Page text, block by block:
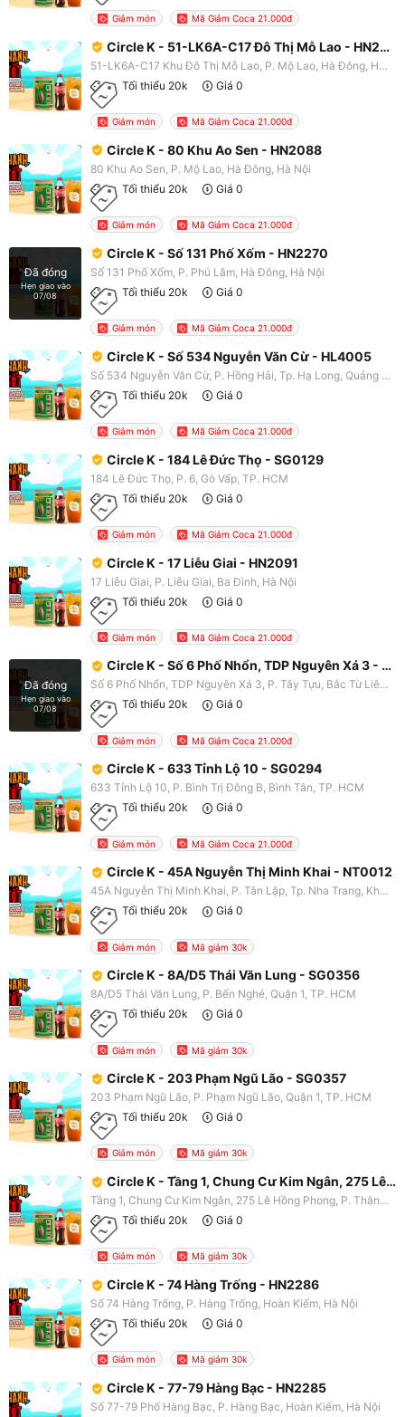
Giảm món Mã Giảm Coca 21.000đ
Circle K - 51-LK6A-C17 Đô Thị Mỗ Lao - HN2083
51-LK6A-C17 Khu Đô Thị Mỗ Lao, P. Mộ Lao, Hà Đông, Hà Nội
Tối thiểu 20k
Giá 0
Giảm món Mã Giảm Coca 21.000đ
Circle K - 80 Khu Ao Sen - HN2088
80 Khu Ao Sen, P. Mộ Lao, Hà Đông, Hà Nội
Tối thiểu 20k
Giá 0
Giảm món Mã Giảm Coca 21.000đ
Đã đóng
Hẹn giao vào
07/08
Circle K - Số 131 Phố Xốm - HN2270
Số 131 Phố Xốm, P. Phú Lãm, Hà Đông, Hà Nội
Tối thiểu 20k
Giá 0
Giảm món Mã Giảm Coca 21.000đ
Circle K - Số 534 Nguyễn Văn Cừ - HL4005
Số 534 Nguyễn Văn Cừ, P. Hồng Hải, Tp. Hạ Long, Quảng Ninh
Tối thiểu 20k
Giá 0
Giảm món Mã Giảm Coca 21.000đ
Circle K - 184 Lê Đức Thọ - SG0129
184 Lê Đức Thọ, P. 6, Gò Vấp, TP. HCM
Tối thiểu 20k
Giá 0
Giảm món Mã Giảm Coca 21.000đ
Circle K - 17 Liễu Giai - HN2091
17 Liễu Giai, P. Liễu Giai, Ba Đình, Hà Nội
Tối thiểu 20k
Giá 0
Giảm món Mã Giảm Coca 21.000đ
Đã đóng
Hẹn giao vào
07/08
Circle K - Số 6 Phố Nhổn, TDP Nguyên Xá 3 - HN2267
Số 6 Phố Nhổn, TDP Nguyên Xá 3, P. Tây Tựu, Bắc Từ Liêm, Hà Nội
Tối thiểu 20k
Giá 0
Giảm món Mã Giảm Coca 21.000đ
Circle K - 633 Tỉnh Lộ 10 - SG0294
633 Tỉnh Lộ 10, P. Bình Trị Đông B, Bình Tân, TP. HCM
Tối thiểu 20k
Giá 0
Giảm món Mã Giảm Coca 21.000đ
Circle K - 45A Nguyễn Thị Minh Khai - NT0012
45A Nguyễn Thị Minh Khai, P. Tân Lập, Tp. Nha Trang, Khánh Hoà
Tối thiểu 20k
Giá 0
Giảm món Mã giảm 30k
Circle K - 8A/D5 Thái Văn Lung - SG0356
8A/D5 Thái Văn Lung, P. Bến Nghé, Quận 1, TP. HCM
Tối thiểu 20k
Giá 0
Giảm món Mã giảm 30k
Circle K - 203 Phạm Ngũ Lão - SG0357
203 Phạm Ngũ Lão, P. Phạm Ngũ Lão, Quận 1, TP. HCM
Tối thiểu 20k
Giá 0
Giảm món Mã giảm 30k
Circle K - Tầng 1, Chung Cư Kim Ngân, 275 Lê Hồng Phong - VT3025
Tầng 1, Chung Cư Kim Ngân, 275 Lê Hồng Phong, P. Thắng Tam, Tp. Vũng Tàu, Vũng Tàu
Tối thiểu 20k
Giá 0
Giảm món Mã giảm 30k
Circle K - 74 Hàng Trống - HN2286
Số 74 Hàng Trống, P. Hàng Trống, Hoàn Kiếm, Hà Nội
Tối thiểu 20k
Giá 0
Giảm món Mã giảm 30k
Circle K - 77-79 Hàng Bạc - HN2285
Số 77-79 Phố Hàng Bạc, P. Hàng Bạc, Hoàn Kiếm, Hà Nội